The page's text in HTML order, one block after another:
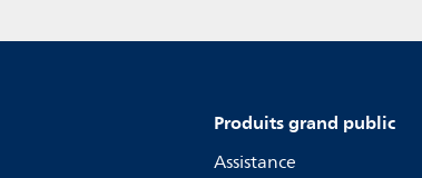
Produits grand public
Assistance